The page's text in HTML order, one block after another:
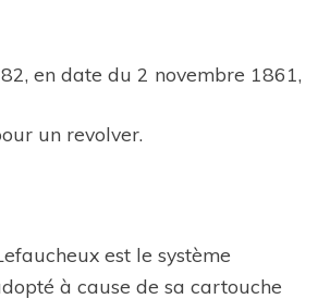
en date du 2 novembre 1861,
un revolver.
est le système
à cause de sa cartouche